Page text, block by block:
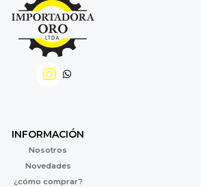
INFORMACIÓN
Nosotros
Novedades
¿cómo comprar?